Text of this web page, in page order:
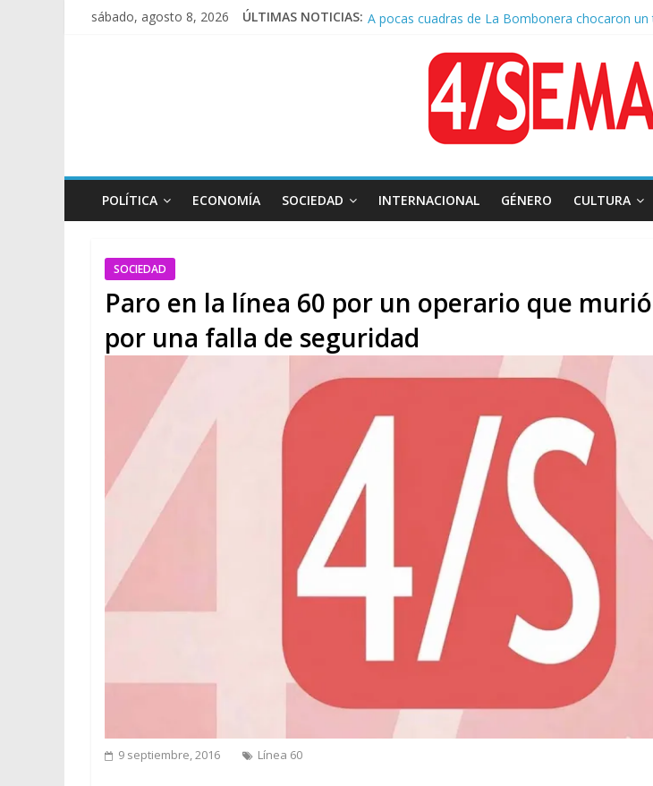
sábado, agosto 8, 2026 ÚLTIMAS NOTICIAS: A pocas cuadras de La Bombonera chocaron
Pesar por la muerte de Leandro Rud, histórico
Tras la aprobación de la ley de propiedad
POLÍTICA ECONOMÍA SOCIEDAD INTERNACIONAL GÉNERO CULTURA
SOCIEDAD
Paro en la línea 60 por un operario que
por una falla de seguridad
9 septiembre, 2016 Línea 60